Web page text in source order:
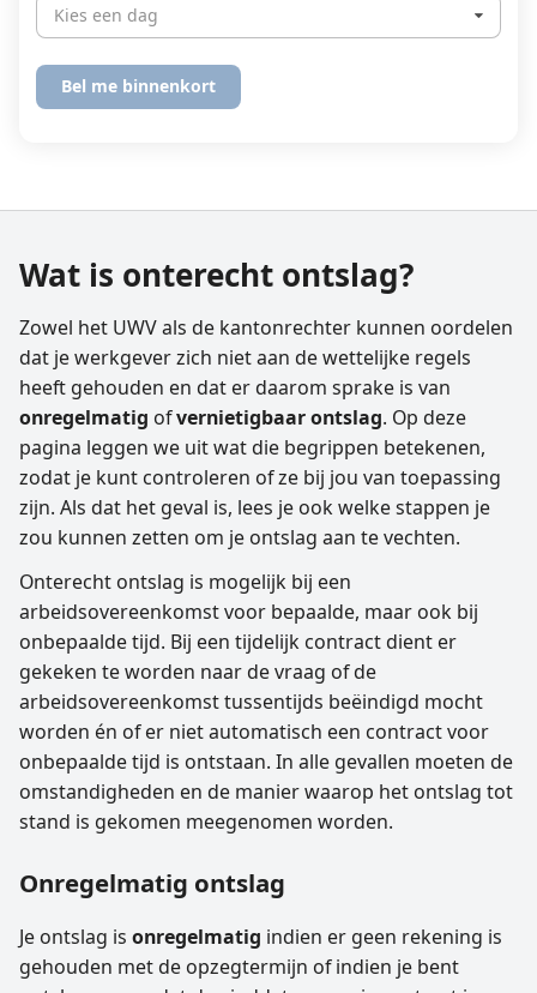
Kies een dag
Wat is onterecht ontslag?
Zowel het UWV als de kantonrechter kunnen oordelen
dat je werkgever zich niet aan de wettelijke regels
heeft gehouden en dat er daarom sprake is van
onregelmatig ofvernietigbaar ontslag. Op deze
pagina leggen we uit wat die begrippen betekenen,
zodat je kunt controleren of ze bij jou van toepassing
zijn. Als dat het geval is, lees je ook welke stappen je
zou kunnen zetten om je ontslag aan te vechten.
Onterecht ontslag is mogelijk bij een
arbeidsovereenkomst voor bepaalde, maar ook bij
onbepaalde tijd. Bij een tijdelijk contract dient er
gekeken te worden naar de vraag of de
arbeidsovereenkomst tussentijds beëindigd mocht
worden én of er niet automatisch een contract voor
onbepaalde tijd is ontstaan. In alle gevallen moeten de
omstandigheden en de manier waarop het ontslag tot
stand is gekomen meegenomen worden.
Onregelmatig ontslag
Je ontslag is onregelmatig indien er geen rekening is
gehouden met de opzegtermijn of indien je bent